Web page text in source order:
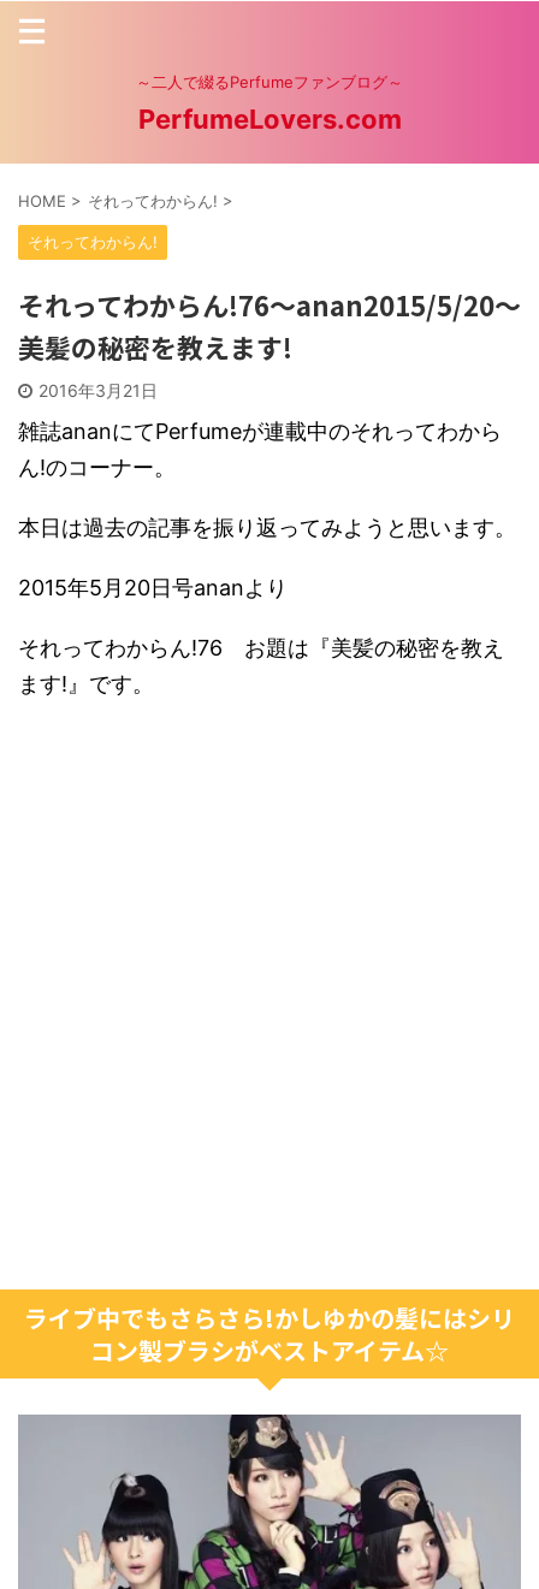
～二人で綴るPerfumeファンブログ～
PerfumeLovers.com
HOME > それってわからん! >
それってわからん!
それってわからん!76～anan2015/5/20～
美髪の秘密を教えます!
2016年3月21日
雑誌ananにてPerfumeが連載中のそれってわから
ん!のコーナー。
本日は過去の記事を振り返ってみようと思います。
2015年5月20日号ananより
それってわからん!76 お題は『美髪の秘密を教え
ます!』です。
ライブ中でもさらさら!かしゆかの髪にはシリ
コン製ブラシがベストアイテム☆